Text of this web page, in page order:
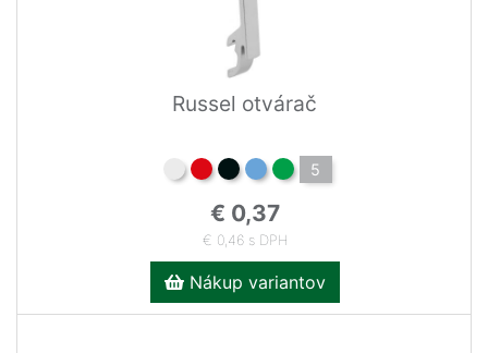
Russel otvárač
5
€ 0,37
€ 0,46 s DPH
Nákup variantov